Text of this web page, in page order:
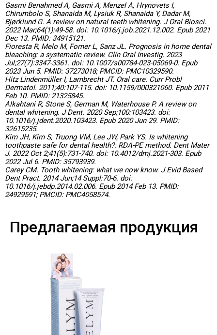
Gasmi Benahmed A, Gasmi A, Menzel A, Hrynovets I,
Chirumbolo S, Shanaida M, Lysiuk R, Shanaida Y, Dadar M,
Bjørklund G. A review on natural teeth whitening. J Oral Biosci.
2022 Mar;64(1):49-58. doi: 10.1016/j.job.2021.12.002. Epub 2021
Dec 13. PMID: 34915121.
Fioresta R, Melo M, Forner L, Sanz JL. Prognosis in home dental
bleaching: a systematic review. Clin Oral Investig. 2023
Jul;27(7):3347-3361. doi: 10.1007/s00784-023-05069-0. Epub
2023 Jun 5. PMID: 37273018; PMCID: PMC10329590.
Hitz Lindenmüller I, Lambrecht JT. Oral care. Curr Probl
Dermatol. 2011;40:107-115. doi: 10.1159/000321060. Epub 2011
Feb 10. PMID: 21325845.
Alkahtani R, Stone S, German M, Waterhouse P. A review on
dental whitening. J Dent. 2020 Sep;100:103423. doi:
10.1016/j.jdent.2020.103423. Epub 2020 Jun 29. PMID:
32615235.
Kim JH, Kim S, Truong VM, Lee JW, Park YS. Is whitening
toothpaste safe for dental health?: RDA-PE method. Dent Mater
J. 2022 Oct 2;41(5):731-740. doi: 10.4012/dmj.2021-303. Epub
2022 Jul 6. PMID: 35793939.
Carey CM. Tooth whitening: what we now know. J Evid Based
Dent Pract. 2014 Jun;14 Suppl:70-6. doi:
10.1016/j.jebdp.2014.02.006. Epub 2014 Feb 13. PMID:
24929591; PMCID: PMC4058574.
Предлагаемая продукция